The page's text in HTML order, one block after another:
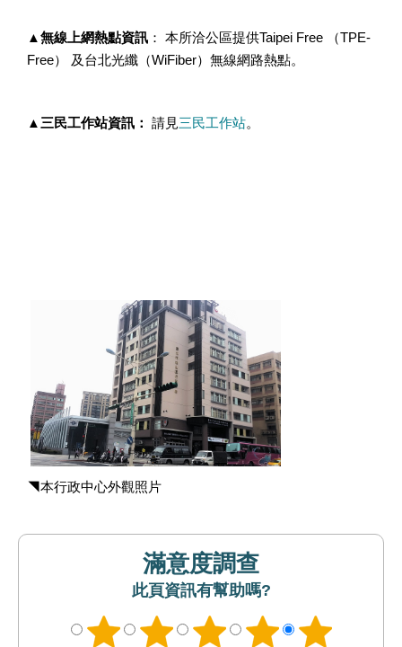
▲無線上網熱點資訊 ： 本所洽公區提供Taipei Free （TPE-
Free） 及台北光纖（WiFiber）無線網路熱點。
▲ 三民工作站資訊： 請見三民工作站。
◥本行政中心外觀照片
滿意度調查
此頁資訊有幫助嗎?